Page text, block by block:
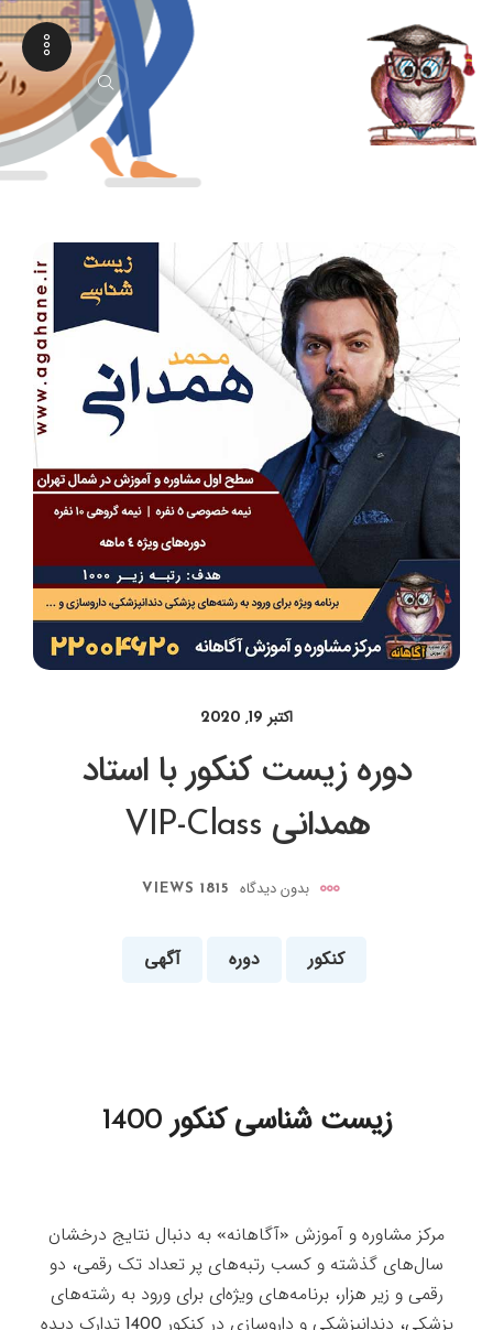
اکتبر 19, 2020
دوره زیست کنکور با استاد
همدانی VIP-Class
بدون دیدگاه 1815 VIEWS
آگهی دوره کنکور
زیست شناسی کنکور 1400
مرکز مشاوره و آموزش «آگاهانه» به دنبال نتایج درخشان
سال‌های گذشته و کسب رتبه‌های پر تعداد تک رقمی، دو
رقمی و زیر هزار، برنامه‌های ویژه‌ای برای ورود به رشته‌های
پزشکی، دندانپزشکی و داروسازی در کنکور 1400 تدارک دیده